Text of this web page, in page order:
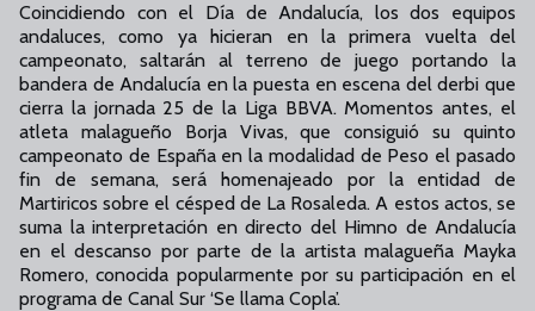
Coincidiendo con el Día de Andalucía, los dos equipos
andaluces, como ya hicieran en la primera vuelta del
campeonato, saltarán al terreno de juego portando la
bandera de Andalucía en la puesta en escena del derbi que
cierra la jornada 25 de la Liga BBVA. Momentos antes, el
atleta malagueño Borja Vivas, que consiguió su quinto
campeonato de España en la modalidad de Peso el pasado
fin de semana, será homenajeado por la entidad de
Martiricos sobre el césped de La Rosaleda. A estos actos, se
suma la interpretación en directo del Himno de Andalucía
en el descanso por parte de la artista malagueña Mayka
Romero, conocida popularmente por su participación en el
programa de Canal Sur ‘Se llama Copla’.